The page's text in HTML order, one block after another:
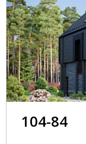
104-84